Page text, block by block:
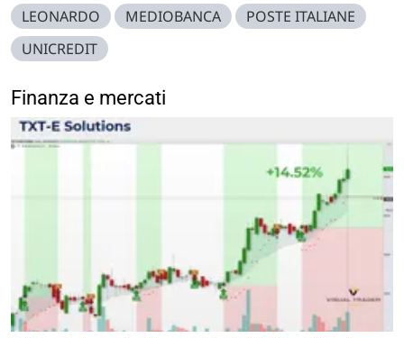
LEONARDO
MEDIOBANCA
POSTE ITALIANE
UNICREDIT
Finanza e mercati